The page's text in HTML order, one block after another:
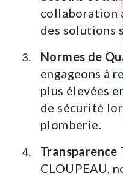
collaboration
des solutions
Normes de
engageons à
plus élevées
de sécurité
plomberie.
CLOUPEAU,